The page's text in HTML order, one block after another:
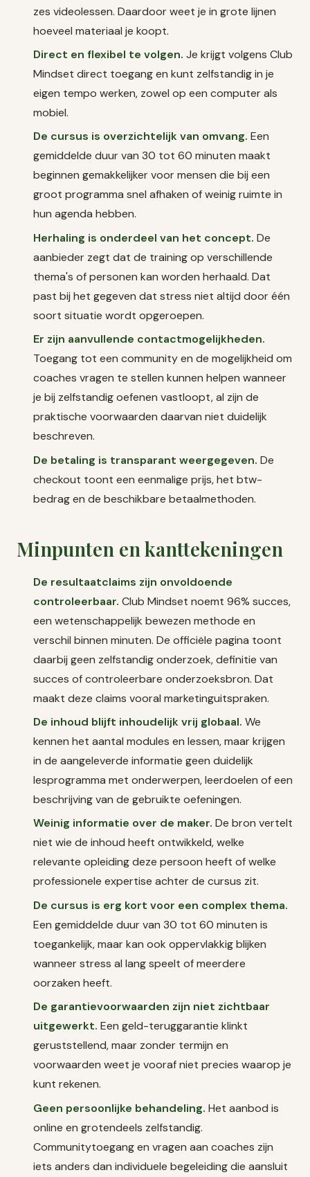
zes videolessen. Daardoor weet je in grote lijnen
hoeveel materiaal je koopt.
Direct en flexibel te volgen. Je krijgt volgens Club
Mindset direct toegang en kunt zelfstandig in je
eigen tempo werken, zowel op een computer als
mobiel.
De cursus is overzichtelijk van omvang. Een
gemiddelde duur van 30 tot 60 minuten maakt
beginnen gemakkelijker voor mensen die bij een
groot programma snel afhaken of weinig ruimte in
hun agenda hebben.
Herhaling is onderdeel van het concept. De
aanbieder zegt dat de training op verschillende
thema's of personen kan worden herhaald. Dat
past bij het gegeven dat stress niet altijd door één
soort situatie wordt opgeroepen.
Er zijn aanvullende contactmogelijkheden.
Toegang tot een community en de mogelijkheid om
coaches vragen te stellen kunnen helpen wanneer
je bij zelfstandig oefenen vastloopt, al zijn de
praktische voorwaarden daarvan niet duidelijk
beschreven.
De betaling is transparant weergegeven. De
checkout toont een eenmalige prijs, het btw-
bedrag en de beschikbare betaalmethoden.
Minpunten en kanttekeningen
De resultaatclaims zijn onvoldoende
controleerbaar. Club Mindset noemt 96% succes,
een wetenschappelijk bewezen methode en
verschil binnen minuten. De officiële pagina toont
daarbij geen zelfstandig onderzoek, definitie van
succes of controleerbare onderzoeksbron. Dat
maakt deze claims vooral marketinguitspraken.
De inhoud blijft inhoudelijk vrij globaal. We
kennen het aantal modules en lessen, maar krijgen
in de aangeleverde informatie geen duidelijk
lesprogramma met onderwerpen, leerdoelen of een
beschrijving van de gebruikte oefeningen.
Weinig informatie over de maker. De bron vertelt
niet wie de inhoud heeft ontwikkeld, welke
relevante opleiding deze persoon heeft of welke
professionele expertise achter de cursus zit.
De cursus is erg kort voor een complex thema.
Een gemiddelde duur van 30 tot 60 minuten is
toegankelijk, maar kan ook oppervlakkig blijken
wanneer stress al lang speelt of meerdere
oorzaken heeft.
De garantievoorwaarden zijn niet zichtbaar
uitgewerkt. Een geld-teruggarantie klinkt
geruststellend, maar zonder termijn en
voorwaarden weet je vooraf niet precies waarop je
kunt rekenen.
Geen persoonlijke behandeling. Het aanbod is
online en grotendeels zelfstandig.
Communitytoegang en vragen aan coaches zijn
iets anders dan individuele begeleiding die aansluit